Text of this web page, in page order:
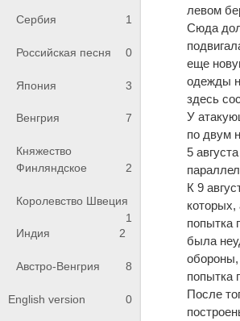
Сербия 1
Российская песня 0
Япония 3
Венгрия 7
Княжество
Финляндское
2
Королевство Швеция
1
Индия
2
Австро-Венгрия 8
English version 0
левом
Сюда
еще
одежды
здесь
У
по двум
5
К 9
которых,
попытка
была
обороны,
попытка
После